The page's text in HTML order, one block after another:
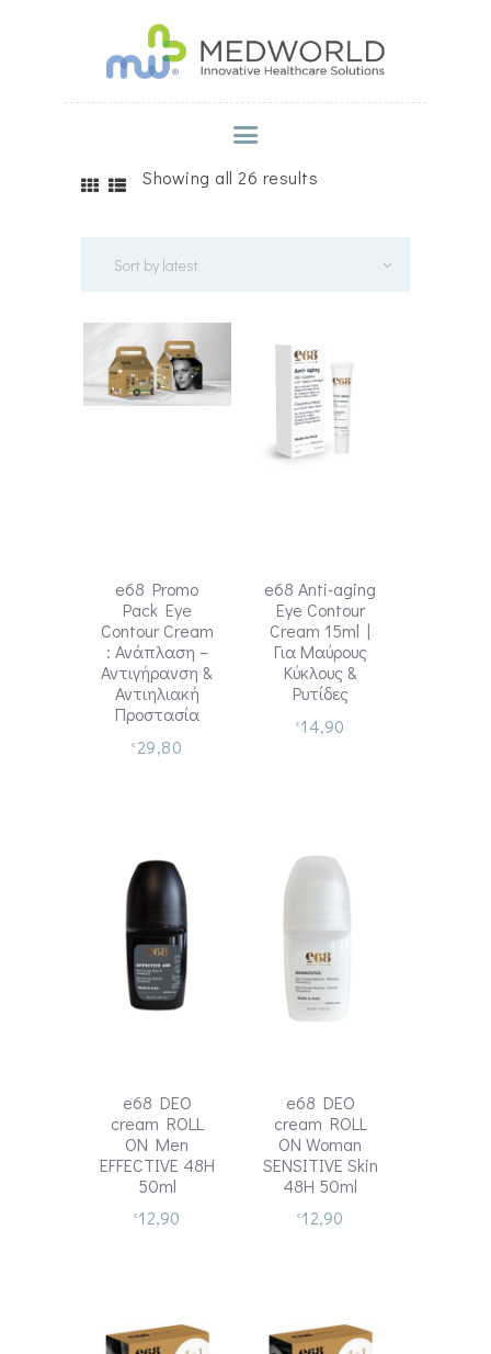
MEDWORLD
Η ΕΤΑΙΡΕΙΑ
ΠΡΟΪΟΝΤΑ
ΣΗΜΕΊΑ ΠΏΛΗΣΗΣ
ΣΥΜΒΟΥΛΕΣ ΕΥΕΞΙΑΣ
ΕΚΔΗΛΩΣΕΙΣ
Showing all 26 results
e68 Promo
Pack Eye
Contour Cream
: Ανάπλαση –
Αντιγήρανση &
Αντιηλιακή
Προστασία
€ 29,80
e68 Anti-aging
Eye Contour
Cream 15ml |
Για Μαύρους
Κύκλους &
Ρυτίδες
€14,90
e68 DEO
cream ROLL
ON Men
EFFECTIVE 48H
50ml
€12,90
e68 DEO
cream ROLL
ON Woman
SENSITIVE Skin
48H 50ml
€12,90